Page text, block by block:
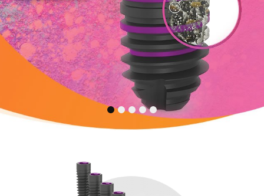
4 5